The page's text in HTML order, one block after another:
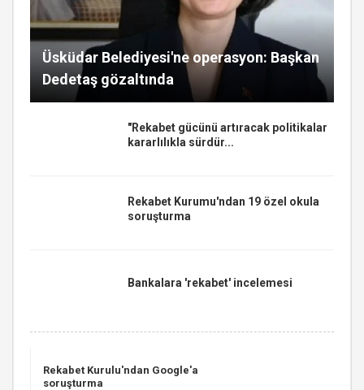
Üsküdar Belediyesi'ne operasyon: Başkan
Dedetaş gözaltında
"Rekabet gücünü artıracak politikalar
kararlılıkla sürdür...
Rekabet Kurumu'ndan 19 özel okula
soruşturma
Bankalara 'rekabet' incelemesi
Rekabet Kurulu'ndan Google'a
soruşturma